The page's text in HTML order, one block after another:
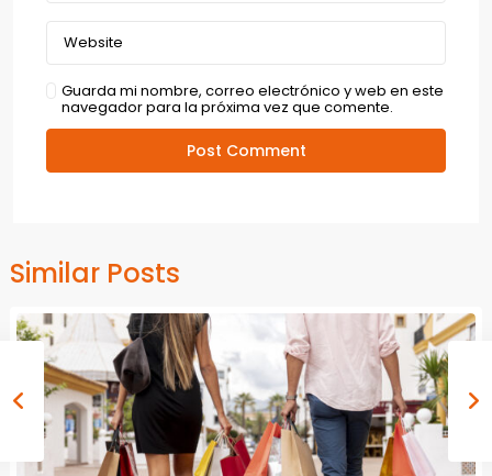
Guarda mi nombre, correo electrónico y web en este
navegador para la próxima vez que comente.
Similar Posts